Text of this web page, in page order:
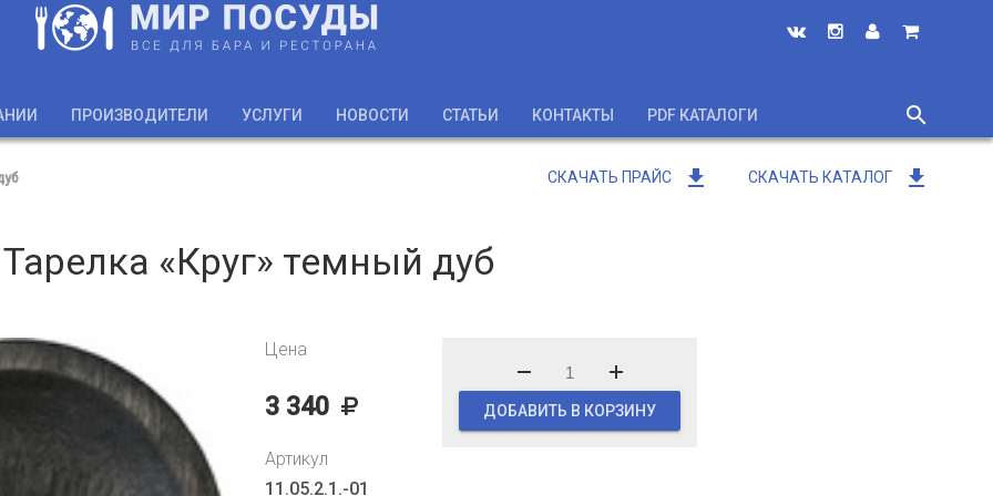
ПРОИЗВОДИТЕЛИ УСЛУГИ НОВОСТИ СТАТЬИ КОНТАКТЫ PDF КАТАЛОГИ
search
close
СКАЧАТЬ ПРАЙС get_app СКАЧАТЬ КАТАЛОГ get_app
Тарелка «Круг» темный дуб
Цена
3 340 ДОБАВИТЬ В КОРЗИНУ
Артикул
11.05.2.1.-01